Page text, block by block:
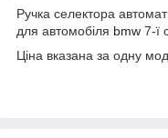
Ручка селектора
для автомобіля bmw 7-ї
Ціна вказана за одну